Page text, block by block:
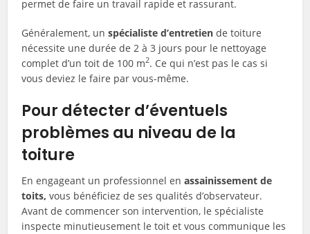
permet de faire un travail rapide et rassurant.
Généralement, unspécialiste d’entretien de toiture
nécessite une durée de 2 à 3 jours pour le nettoyage
complet d’un toit de 100 m2. Ce qui n’est pas le cas si
vous deviez le faire par vous-même.
Pour détecter d’éventuels
problèmes au niveau de la
toiture
En engageant un professionnel enassainissement de
toits, vous bénéficiez de ses qualités d’observateur.
Avant de commencer son intervention, le spécialiste
inspecte minutieusement le toit et vous communique les